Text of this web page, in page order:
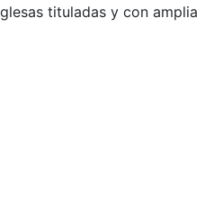
tituladas y con amplia